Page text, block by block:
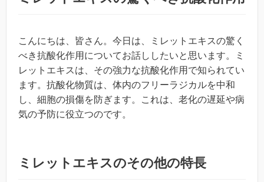
こんにちは、皆さん。今日は、ミレットエキスの驚く
べき抗酸化作用についてお話ししたいと思います。ミ
レットエキスは、その強力な抗酸化作用で知られてい
ます。抗酸化物質は、体内のフリーラジカルを中和
し、細胞の損傷を防ぎます。これは、老化の遅延や病
気の予防に役立つのです。
ミレットエキスのその他の特長